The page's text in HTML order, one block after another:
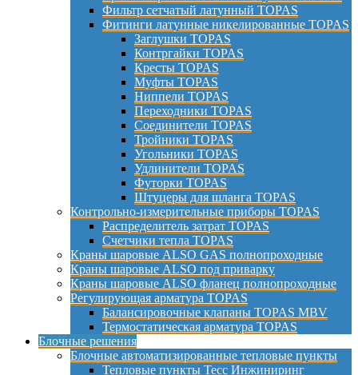
Фильтр сетчатый латунный TOPAS
Фитинги латунные никелированные TOPAS
Заглушки TOPAS
Контргайки TOPAS
Кресты TOPAS
Муфты TOPAS
Ниппели TOPAS
Переходники TOPAS
Соединители TOPAS
Тройники TOPAS
Угольники TOPAS
Удлинители TOPAS
Футорки TOPAS
Штуцеры для шланга TOPAS
Контрольно-измерительные приборы TOPAS
Распределитель затрат TOPAS
Счетчики тепла TOPAS
Краны шаровые ALSO GAS полнопроходные
Краны шаровые ALSO под приварку
Краны шаровые ALSO фланец полнопроходные
Регулирующая арматура TOPAS
Балансировочные клапаны TOPAS MBV
Термостатическая арматура TOPAS
Блочные решения
Блочные автоматизированные тепловые пункты
Тепловые пункты Тесс Инжиниринг